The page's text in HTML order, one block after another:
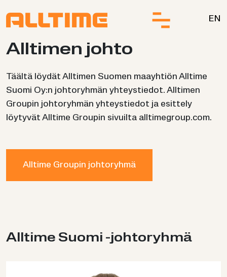
EN
All­ti­men johto
Täältä löydät Alltimen Suomen maayhtiön Alltime
Suomi Oy:n johtoryhmän yhteystiedot. Alltimen
Groupin johtoryhmän yhteystiedot ja esittely
löytyvät Alltime Groupin sivuilta alltimegroup.com.
Alltime Groupin johtoryhmä
All­ti­me Suomi -​johtoryhmä